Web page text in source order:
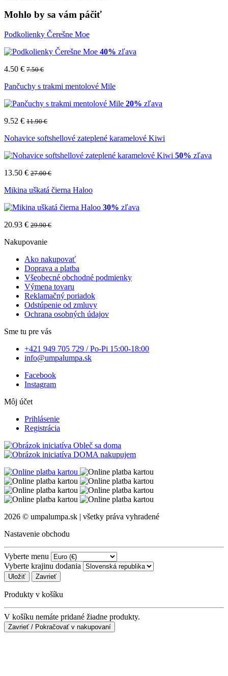
Mohlo by sa vám páčiť
Podkolienky Čerešne Moe
40% zľava
4.50 € 7.50 €
Pančuchy s trakmi mentolové Mile
20% zľava
9.52 € 11.90 €
Nohavice softshellové zateplené karamelové Kiwi
50% zľava
13.50 € 27.00 €
Mikina uškatá čierna Haloo
30% zľava
20.93 € 29.90 €
Nakupovanie
Ako nakupovať
Doprava a platba
Všeobecné obchodné podmienky
Výmena tovaru
Reklamačný poriadok
Odstúpenie od zmluvy
Ochrana osobných údajov
Sme tu pre vás
+421 949 705 729 / Po-Pi 15:00-18:00
info@umpalumpa.sk
Facebook
Instagram
Môj účet
Prihlásenie
Registrácia
2026 © umpalumpa.sk | všetky práva vyhradené
Nastavenie obchodu
Vyberte menu
Vyberte krajinu dodania
Uložiť Zavrieť
Produkty v košíku
V košíku nemáte pridané žiadne produkty.
Zavrieť / Pokračovať v nakupovaní